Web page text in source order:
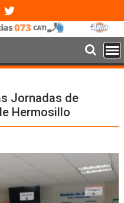
Jornadas de
Hermosillo